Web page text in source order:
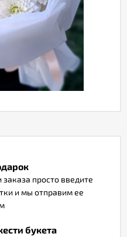
просто введите
и мы отправим ее
букета